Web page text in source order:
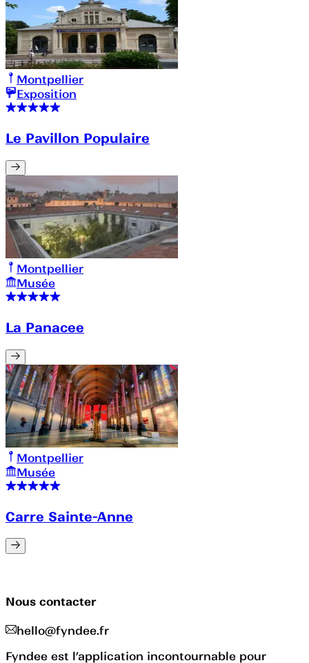
Montpellier
Exposition
Le Pavillon Populaire
Montpellier
Musée
La Panacee
Montpellier
Musée
Carre Sainte-Anne
Nous contacter
hello@fyndee.fr
Fyndee est l’application incontournable pour